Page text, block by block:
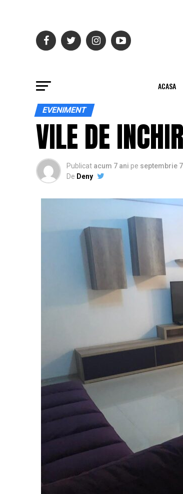
ACASA
EVENIMENT
VILE DE
Publicat acum 7 ani pe septembrie
De Deny